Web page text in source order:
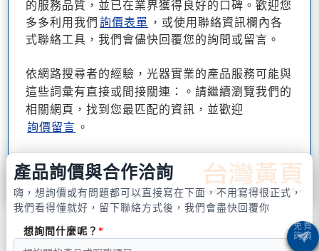
的服務品質，並已在業界獲得良好的口碑。歡迎您
多多利用我們 詢價表單 ，或使用聯絡資訊欄內各
式聯絡工具，我們會儘快回覆您的詢問或留言。
依網路搜尋者的經驗，光器實業的產品服務可能與
這些詞彙有直接或間接關連：。請繼續瀏覽我們的
相關網頁，找到您最匹配的資訊，並歡迎
詢價留言 。
產品詢價與合作洽詢
嗨，想詢價或有問題都可以直接寫在下面，不用寫得很正式，
我們看得懂就好，留下聯絡方式後，我們會盡快回覆你
想詢問什麼呢？